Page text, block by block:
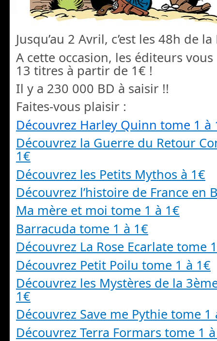
Jusqu’au 2 Avril, c’est les 48h de la
A cette occasion, les éditeurs
13 titres à partir de 1€ !
Il y a 230 000 BD à saisir !!
Faites-vous plaisir :
Découvrez Harley Quinn tome 1 à
Découvrez la Guerre du Retour
1€
Découvrez les Petits Mythos à 1€
Découvrez l’histoire de France en
Ma mère et moi tome 1 à 1€
Barracuda tome 1 à 1€
Découvrez La Rose Ecarlate tome
Découvrez Petit Poilu tome 1 à 1€
Découvrez les Mystères de la
1€
Découvrez Save me Pythie tome 1
Découvrez Terra Formars tome 1